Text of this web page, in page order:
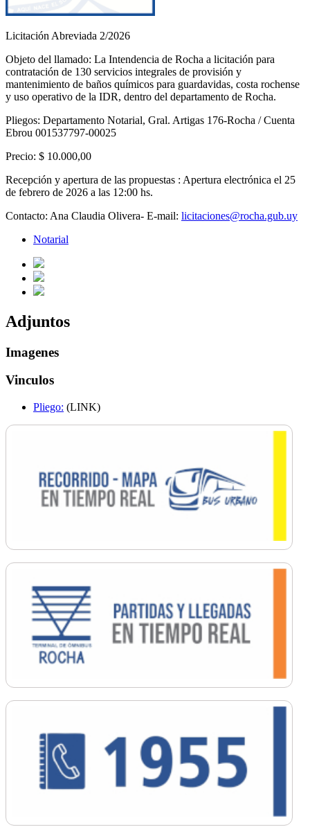
Licitación Abreviada 2/2026
Objeto del llamado: La Intendencia de Rocha a licitación para
contratación de 130 servicios integrales de provisión y
mantenimiento de baños químicos para guardavidas, costa rochense
y uso operativo de la IDR, dentro del departamento de Rocha.
Pliegos: Departamento Notarial, Gral. Artigas 176-Rocha / Cuenta
Ebrou 001537797-00025
Precio: $ 10.000,00
Recepción y apertura de las propuestas : Apertura electrónica el 25
de febrero de 2026 a las 12:00 hs.
Contacto: Ana Claudia Olivera- E-mail: licitaciones@rocha.gub.uy
Notarial
Adjuntos
Imagenes
Vinculos
Pliego: (LINK)